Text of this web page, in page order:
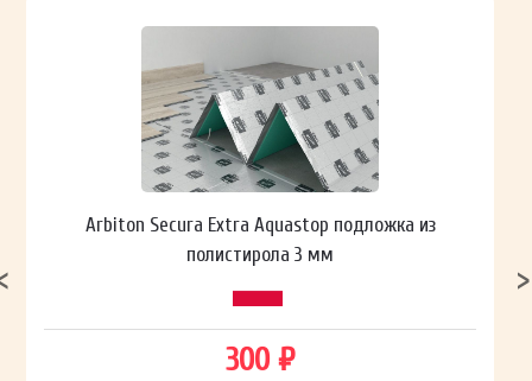
Arbiton Secura Extra Aquastop подложка из
полистирола 3 мм
300 ₽